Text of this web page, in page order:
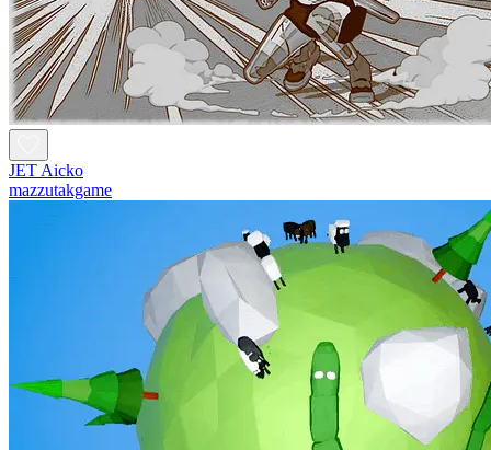
JET Aicko
mazzutakgame